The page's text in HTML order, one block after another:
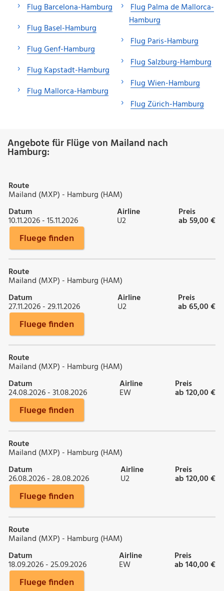
Flug Barcelona-Hamburg
Flug Basel-Hamburg
Flug Genf-Hamburg
Flug Kapstadt-Hamburg
Flug Mallorca-Hamburg
Flug Palma de Mallorca-
Hamburg
Flug Paris-Hamburg
Flug Salzburg-Hamburg
Flug Wien-Hamburg
Flug Zürich-Hamburg
Angebote für Flüge von Mailand nach
Hamburg:
Route
Mailand (MXP) - Hamburg (HAM)
Datum
10.11.2026 - 15.11.2026
Airline
U2
Preis
ab 59,00 €
Fluege finden
Route
Mailand (MXP) - Hamburg (HAM)
Datum
27.11.2026 - 29.11.2026
Airline
U2
Preis
ab 65,00 €
Fluege finden
Route
Mailand (MXP) - Hamburg (HAM)
Datum
24.08.2026 - 31.08.2026
Airline
EW
Preis
ab 120,00 €
Fluege finden
Route
Mailand (MXP) - Hamburg (HAM)
Datum
26.08.2026 - 28.08.2026
Airline
U2
Preis
ab 120,00 €
Fluege finden
Route
Mailand (MXP) - Hamburg (HAM)
Datum
18.09.2026 - 25.09.2026
Airline
EW
Preis
ab 140,00 €
Fluege finden